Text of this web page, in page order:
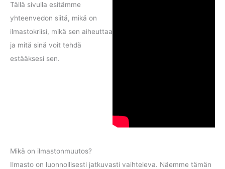
Tällä sivulla esitämme
yhteenvedon siitä, mikä on
ilmastokriisi, mikä sen aiheuttaa
ja mitä sinä voit tehdä
estääksesi sen.
Mikä on ilmastonmuutos?
Ilmasto on luonnollisesti jatkuvasti vaihteleva. Näemme tämän